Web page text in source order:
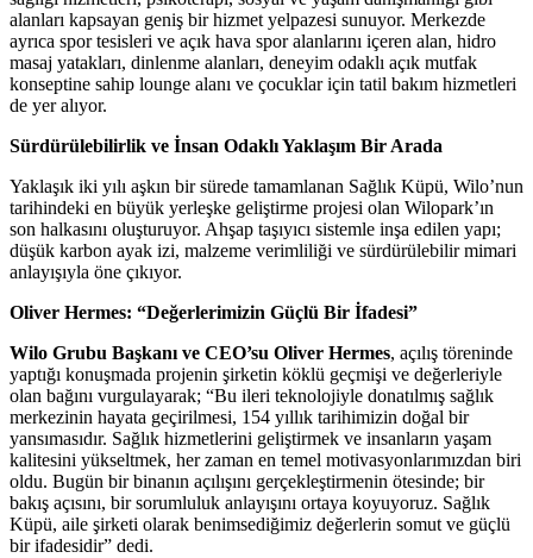
alanları kapsayan geniş bir hizmet yelpazesi sunuyor. Merkezde
ayrıca spor tesisleri ve açık hava spor alanlarını içeren alan, hidro
masaj yatakları, dinlenme alanları, deneyim odaklı açık mutfak
konseptine sahip lounge alanı ve çocuklar için tatil bakım hizmetleri
de yer alıyor.
Sürdürülebilirlik ve İnsan Odaklı Yaklaşım Bir Arada
Yaklaşık iki yılı aşkın bir sürede tamamlanan Sağlık Küpü, Wilo’nun
tarihindeki en büyük yerleşke geliştirme projesi olan Wilopark’ın
son halkasını oluşturuyor. Ahşap taşıyıcı sistemle inşa edilen yapı;
düşük karbon ayak izi, malzeme verimliliği ve sürdürülebilir mimari
anlayışıyla öne çıkıyor.
Oliver Hermes: “Değerlerimizin Güçlü Bir İfadesi”
Wilo Grubu Başkanı ve CEO’su Oliver Hermes, açılış töreninde
yaptığı konuşmada projenin şirketin köklü geçmişi ve değerleriyle
olan bağını vurgulayarak; “Bu ileri teknolojiyle donatılmış sağlık
merkezinin hayata geçirilmesi, 154 yıllık tarihimizin doğal bir
yansımasıdır. Sağlık hizmetlerini geliştirmek ve insanların yaşam
kalitesini yükseltmek, her zaman en temel motivasyonlarımızdan biri
oldu. Bugün bir binanın açılışını gerçekleştirmenin ötesinde; bir
bakış açısını, bir sorumluluk anlayışını ortaya koyuyoruz. Sağlık
Küpü, aile şirketi olarak benimsediğimiz değerlerin somut ve güçlü
bir ifadesidir” dedi.